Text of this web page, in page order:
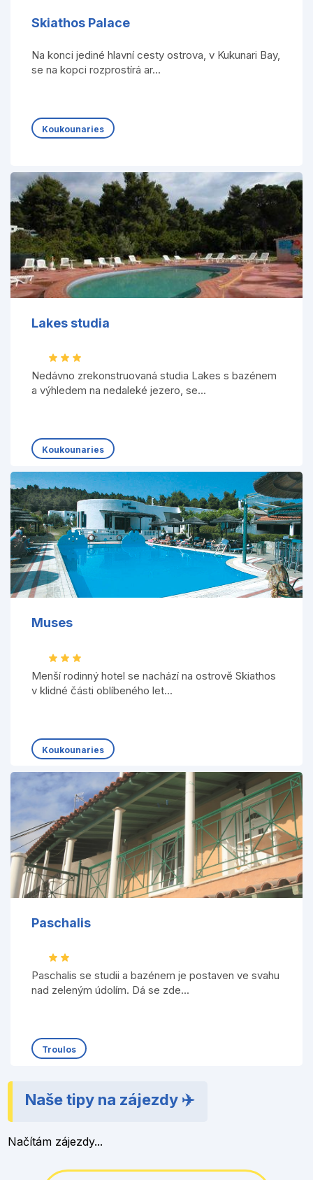
Skiathos Palace
Na konci jediné hlavní cesty ostrova, v Kukunari Bay,
se na kopci rozprostírá ar...
Koukounaries
Lakes studia
Nedávno zrekonstruovaná studia Lakes s bazénem
a výhledem na nedaleké jezero, se...
Koukounaries
Muses
Menší rodinný hotel se nachází na ostrově Skiathos
v klidné části oblíbeného let...
Koukounaries
Paschalis
Paschalis se studii a bazénem je postaven ve svahu
nad zeleným údolím. Dá se zde...
Troulos
Naše tipy na zájezdy ✈️
Načítám zájezdy...